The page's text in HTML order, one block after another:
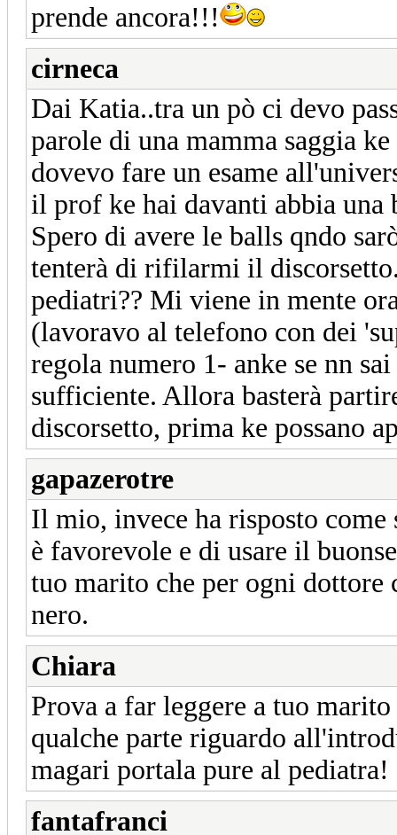
prende ancora!!!
cirneca
Dai Katia..tra un pò ci devo
parole di una mamma saggia
dovevo fare un esame
il prof ke hai davanti abbia una
Spero di avere le balls qndo
tenterà di rifilarmi il
pediatri?? Mi viene in mente
(lavoravo al telefono con dei
regola numero 1- anke se nn
sufficiente. Allora basterà
discorsetto, prima ke possano
gapazerotre
Il mio, invece ha risposto come
è favorevole e di usare il
tuo marito che per ogni dottore
nero.
Chiara
Prova a far leggere a tuo
qualche parte riguardo
magari portala pure al pediatra!
fantafranci